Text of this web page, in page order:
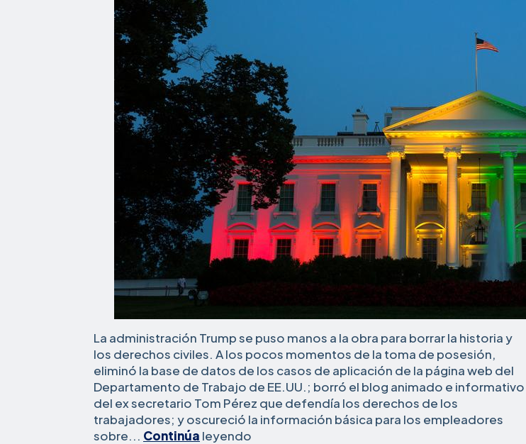
La administración Trump se puso manos a la obra para borrar la historia y
los derechos civiles. A los pocos momentos de la toma de posesión,
eliminó la base de datos de los casos de aplicación de la página web del
Departamento de Trabajo de EE.UU.; borró el blog animado e informativo
del ex secretario Tom Pérez que defendía los derechos de los
trabajadores; y oscureció la información básica para los empleadores
sobre... Continúa leyendo